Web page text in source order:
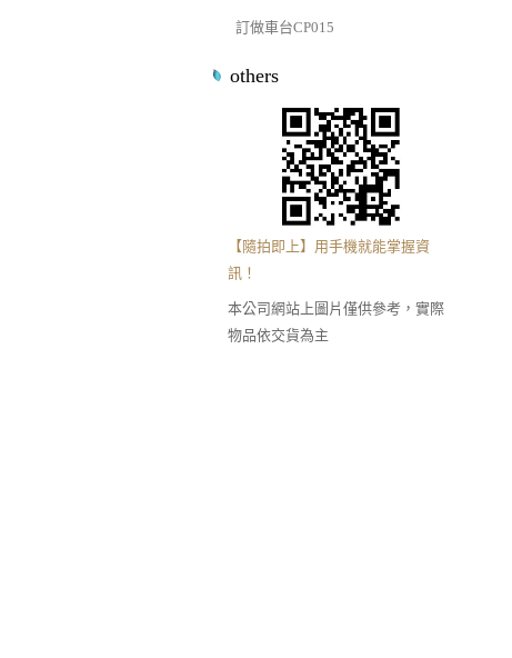
訂做車台CP015
others
【隨拍即上】用手機就能掌握資
訊！
本公司網站上圖片僅供參考，實際
物品依交貨為主